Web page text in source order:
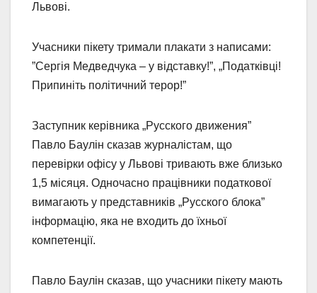
Львові.
Учасники пікету тримали плакати з написами:
”Сергія Медведчука – у відставку!”, „Податківці!
Припиніть політичний терор!”
Заступник керівника „Русского движения”
Павло Баулін сказав журналістам, що
перевірки офісу у Львові тривають вже близько
1,5 місяця. Одночасно працівники податкової
вимагають у представників „Русского блока”
інформацію, яка не входить до їхньої
компетенції.
Павло Баулін сказав, що учасники пікету мають